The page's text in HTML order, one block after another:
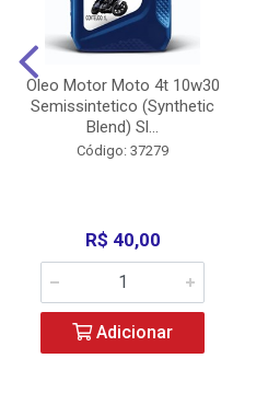
Oleo Motor Moto 4t 10w30
Semissintetico (Synthetic
Blend) Sl...
Código: 37279
R$ 40,00
Adicionar